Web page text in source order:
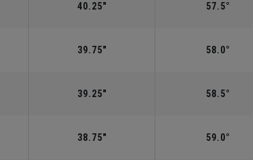
40.25" 57.5°
39.75" 58.0°
39.25" 58.5°
38.75" 59.0°